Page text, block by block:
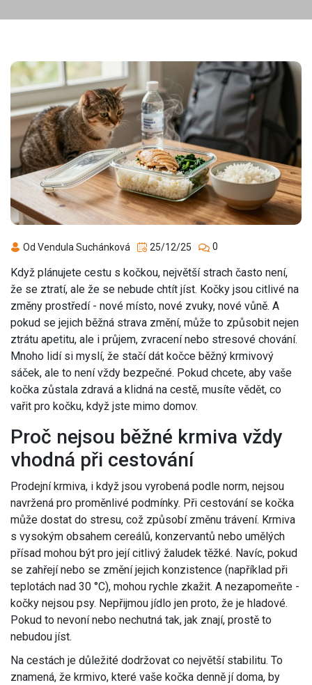
Od Vendula Suchánková 25/12/25 0
Když plánujete cestu s kočkou, největší strach často není,
že se ztratí, ale že se nebude chtít jíst. Kočky jsou citlivé na
změny prostředí - nové místo, nové zvuky, nové vůně. A
pokud se jejich běžná strava změní, může to způsobit nejen
ztrátu apetitu, ale i průjem, zvracení nebo stresové chování.
Mnoho lidí si myslí, že stačí dát kočce běžný krmivový
sáček, ale to není vždy bezpečné. Pokud chcete, aby vaše
kočka zůstala zdravá a klidná na cestě, musíte vědět, co
vařit pro kočku, když jste mimo domov.
Proč nejsou běžné krmiva vždy
vhodná při cestování
Prodejní krmiva, i když jsou vyrobená podle norm, nejsou
navržená pro proměnlivé podmínky. Při cestování se kočka
může dostat do stresu, což způsobí změnu trávení. Krmiva
s vysokým obsahem cereálů, konzervantů nebo umělých
přísad mohou být pro její citlivý žaludek těžké. Navíc, pokud
se zahřejí nebo se změní jejich konzistence (například při
teplotách nad 30 °C), mohou rychle zkažit. A nezapomeňte -
kočky nejsou psy. Nepřijmou jídlo jen proto, že je hladové.
Pokud to nevoní nebo nechutná tak, jak znají, prostě to
nebudou jíst.
Na cestách je důležité dodržovat co největší stabilitu. To
znamená, že krmivo, které vaše kočka denně jí doma, by